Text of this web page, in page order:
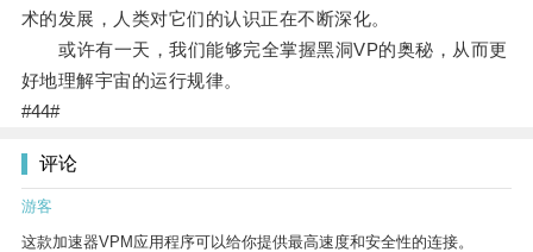
术的发展，人类对它们的认识正在不断深化。
或许有一天，我们能够完全掌握黑洞VP的奥秘，从而更
好地理解宇宙的运行规律。
#44#
评论
游客
这款加速器VPM应用程序可以给你提供最高速度和安全性的连接。